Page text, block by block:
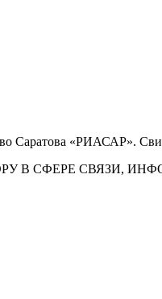
Саратова «РИАСАР».
В СФЕРЕ СВЯЗИ,